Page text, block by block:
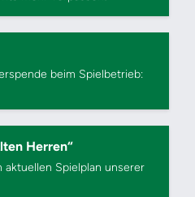
beim Spielbetrieb:
Herren“
Spielplan unserer